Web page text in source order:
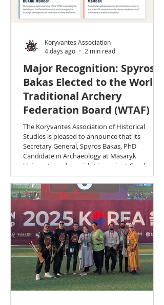
Major Recognition: Spyros
Bakas Elected to the World
Traditional Archery
Federation Board (WTAF)
The Koryvantes Association of Historical
Studies is pleased to announce that its
Secretary General, Spyros Bakas, PhD
Candidate in Archaeology at Masaryk
University and specialist in ancient Greek
archery, has been elected to the Board of the
World Traditional Archery Federation (WTAF)
and simultaneously appointed as a member of
the Federation’s Academic and Scientific
Committee.
https://wtafederation.org/page/bod
https://wtafederation.org/profile/spyridon-
bakas The Board o
Koryvantes Association
4 days ago
2 min read